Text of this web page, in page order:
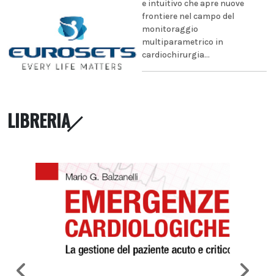
e intuitivo che apre nuove
frontiere nel campo del
monitoraggio
multiparametrico in
cardiochirurgia...
LIBRERIA